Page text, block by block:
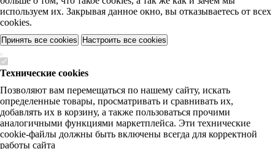
используем их. Закрывая данное окно, вы отказываетесь от всех
cookies.
Принять все cookies Настроить все cookies
Технические cookies
Позволяют вам перемещаться по нашему сайту, искать
определенные товары, просматривать и сравнивать их,
добавлять их в корзину, а также пользоваться прочими
аналогичными функциями маркетплейса. Эти технические
cookie-файлы должны быть включены всегда для корректной
работы сайта